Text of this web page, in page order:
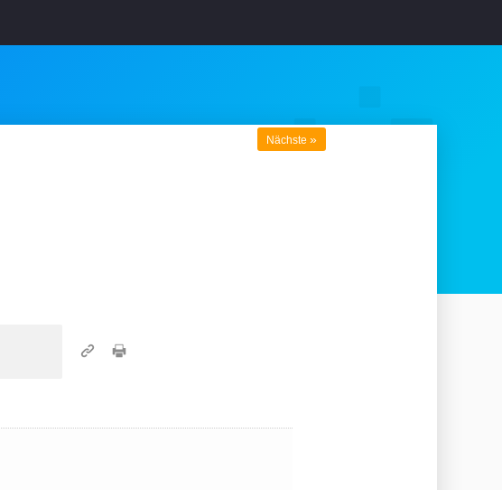
Nächste »